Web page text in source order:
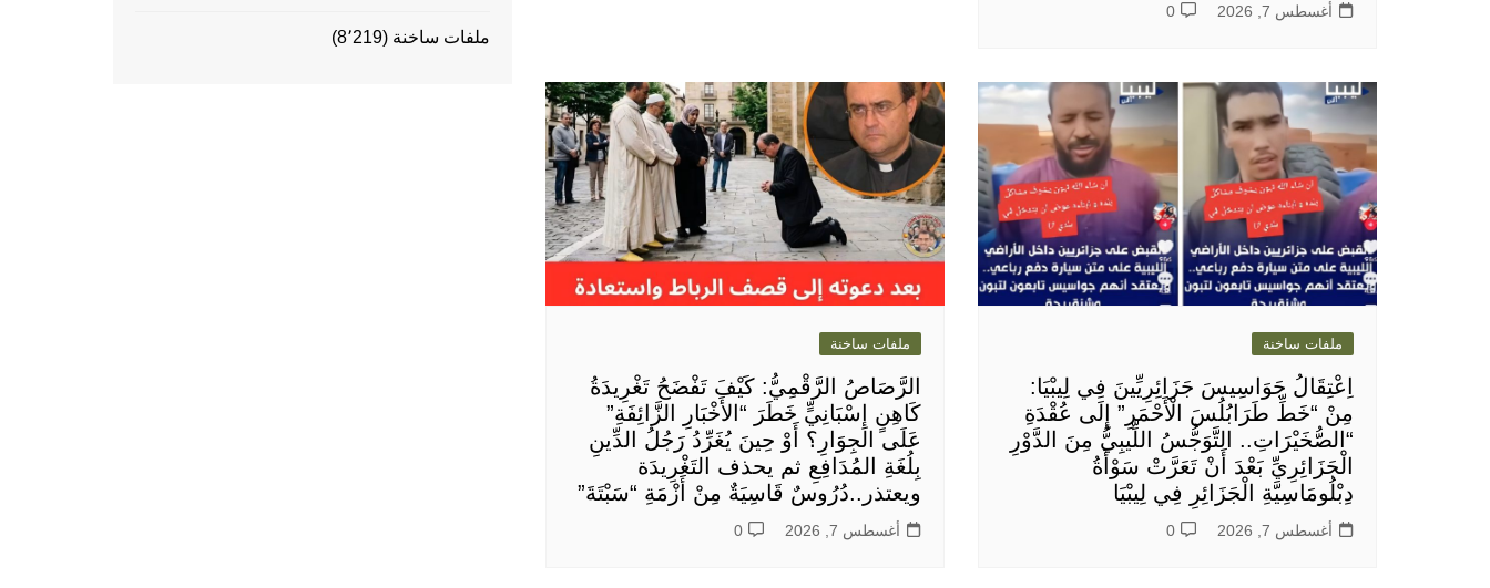
أغسطس 7, 2026 0
ملفات ساخنة
اِعْتِقَالُ جَوَاسِيسَ جَزَائِرِيِّينَ فِي لِيبْيَا:
مِنْ “خَطِّ طَرَابُلُسَ الْأَحْمَرِ” إِلَى عُقْدَةِ
“الصُّخَيْرَاتِ.. التَّوَجُّسُ اللِّيبِيُّ مِنَ الدَّوْرِ
الْجَزَائِرِيِّ بَعْدَ أَنْ تَعَرَّتْ سَوْأَةُ
دِبْلُومَاسِيَّةِ الْجَزَائِرِ فِي لِيبْيَا
أغسطس 7, 2026 0
ملفات ساخنة
الرَّصَاصُ الرَّقْمِيُّ: كَيْفَ تَفْضَحُ تَغْرِيدَةُ
كَاهِنٍ إِسْبَانِيٍّ خَطَرَ “الأَخْبَارِ الزَّائِفَةِ”
عَلَى الجِوَارِ؟ أَوْ حِينَ يُغَرِّدُ رَجُلُ الدِّينِ
بِلُغَةِ المُدَافِعِ ثم يحذف التَغْرِيدَة
ويعتذر..دُرُوسٌ قَاسِيَةٌ مِنْ أَزْمَةِ “سَبْتَةَ”
أغسطس 7, 2026 0
ملفات ساخنة (8٬219)